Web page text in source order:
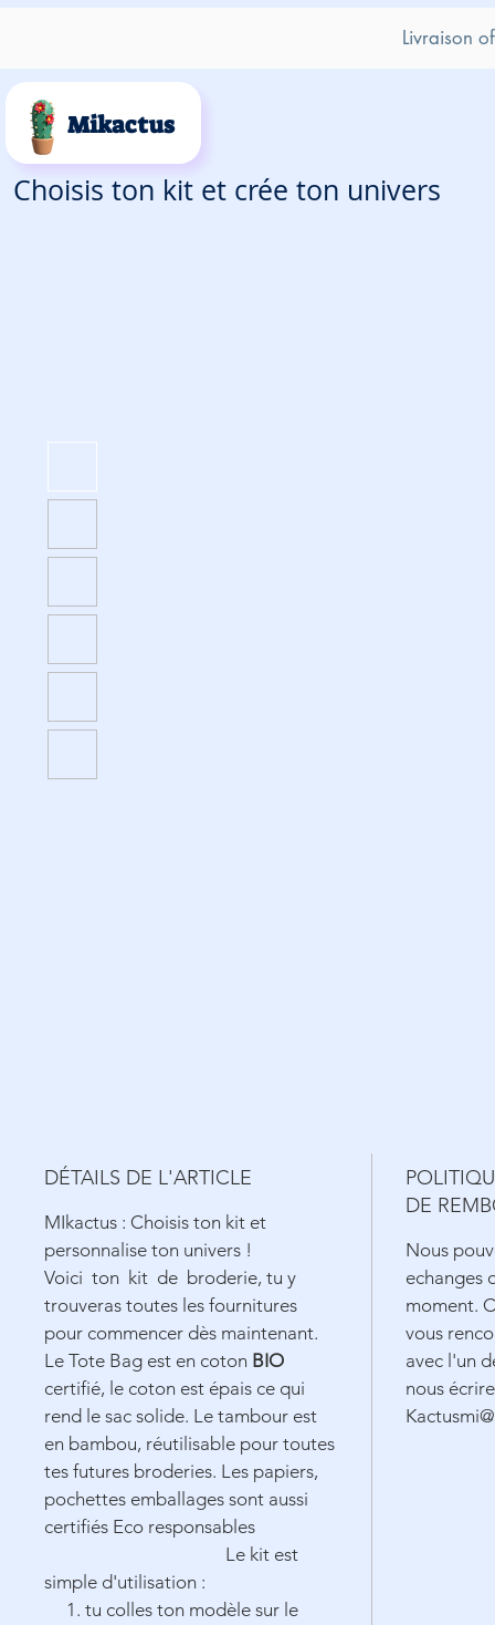
Livraison
Mikactus
Choisis ton kit et crée ton univers
DÉTAILS DE L'ARTICLE
MIkactus : Choisis ton kit et
personnalise ton univers !
Voici ton kit de broderie, tu y
trouveras toutes les fournitures
pour commencer dès maintenant.
Le Tote Bag est en coton BIO
certifié, le coton est épais ce qui
rend le sac solide. Le tambour est
en bambou, réutilisable pour toutes
tes futures broderies. Les papiers,
pochettes emballages sont aussi
certifiés Eco responsables
Le kit est
simple d'utilisation :
tu colles ton modèle sur le
DE
Nous
echanges
moment.
vous
avec l'un
nous